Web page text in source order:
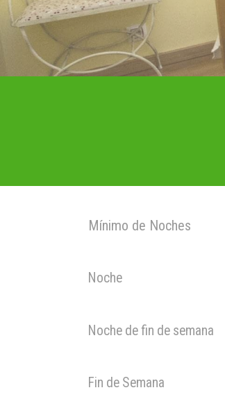
Mínimo de Noches
Noche
Noche de fin de semana
Fin de Semana